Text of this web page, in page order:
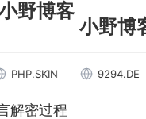
小野博
9294.DE
解密过程